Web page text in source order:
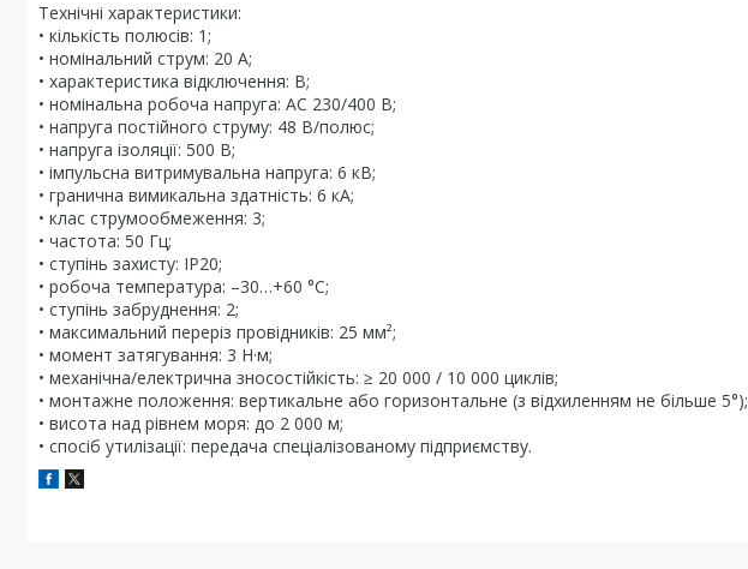
Технічні характеристики:
• кількість полюсів: 1;
• номінальний струм: 20 А;
• характеристика відключення: B;
• номінальна робоча напруга: AC 230/400 В;
• напруга постійного струму: 48 В/полюс;
• напруга ізоляції: 500 В;
• імпульсна витримувальна напруга: 6 кВ;
• гранична вимикальна здатність: 6 кА;
• клас струмообмеження: 3;
• частота: 50 Гц;
• ступінь захисту: IP20;
• робоча температура: –30…+60 °C;
• ступінь забруднення: 2;
• максимальний переріз провідників: 25 мм²;
• момент затягування: 3 Н·м;
• механічна/електрична зносостійкість: ≥ 20 000 / 10 000 циклів;
• монтажне положення: вертикальне або горизонтальне (з відхиленням не більше 5°);
• висота над рівнем моря: до 2 000 м;
• спосіб утилізації: передача спеціалізованому підприємству.